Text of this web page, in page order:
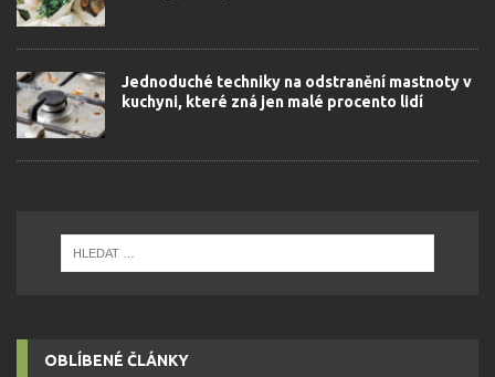
Jednoduché techniky na odstranění mastnoty v
kuchyni, které zná jen malé procento lidí
OBLÍBENÉ ČLÁNKY